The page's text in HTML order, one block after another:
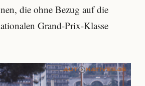
die ohne Bezug auf die
Grand-Prix-Klasse